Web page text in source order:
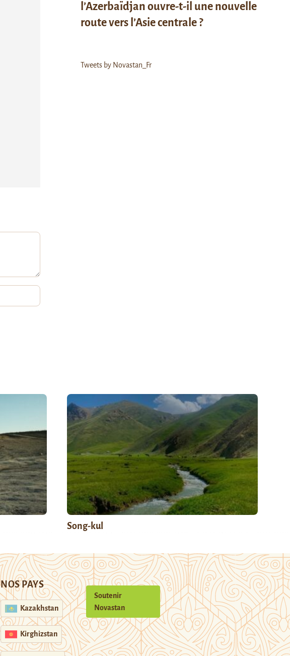
l’Azerbaïdjan ouvre-t-il une nouvelle
route vers l’Asie centrale ?
Tweets by Novastan_Fr
Song-kul
NOS PAYS
Kazakhstan
Kirghizstan
Soutenir
Novastan